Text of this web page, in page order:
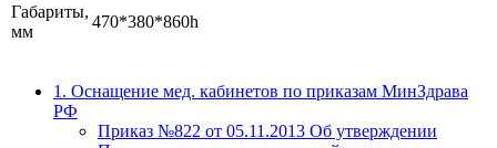
Габариты,
мм
470*380*860h
1. Оснащение мед. кабинетов по приказам МинЗдрава
РФ
Приказ №822 от 05.11.2013 Об утверждении